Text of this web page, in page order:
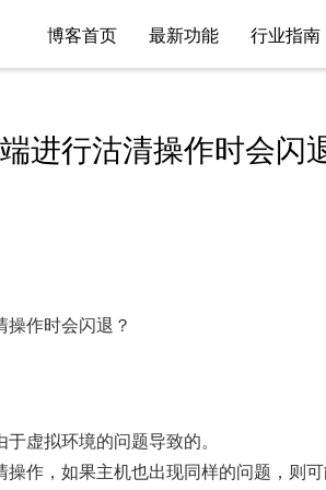
博客首页 最新功能 行业指南
进行沽清操作时会闪
作时会闪退？
虚拟环境的问题导致的。
操作，如果主机也出现同样的问题，则